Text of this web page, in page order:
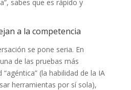
sabes que es rápido y
a la competencia
se pone seria. En
de las pruebas más
(la habilidad de la IA
herramientas por sí sola),